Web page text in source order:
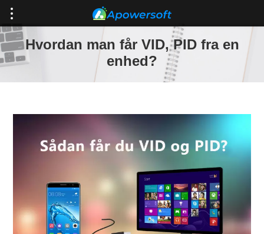
Hvordan man får VID, PID fra en
enhed?